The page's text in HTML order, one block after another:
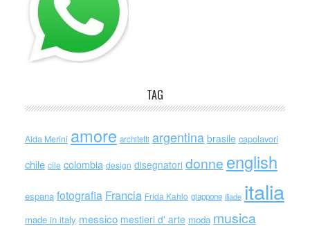
TAG
Alda Merini amore architetti argentina brasile capolavori
chile cile colombia design disegnatori donne english
espana fotografia Francia Frida Kahlo giappone iliade italia
made in italy messico mestieri d' arte moda musica